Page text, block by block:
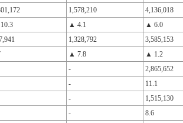
1,578,210
4,136,018
▲ 4.1 ▲ 6.0
1,328,792
3,585,153
▲ 7.8 ▲ 1.2
-
2,865,652
- 11.1
-
1,515,130
- 8.6